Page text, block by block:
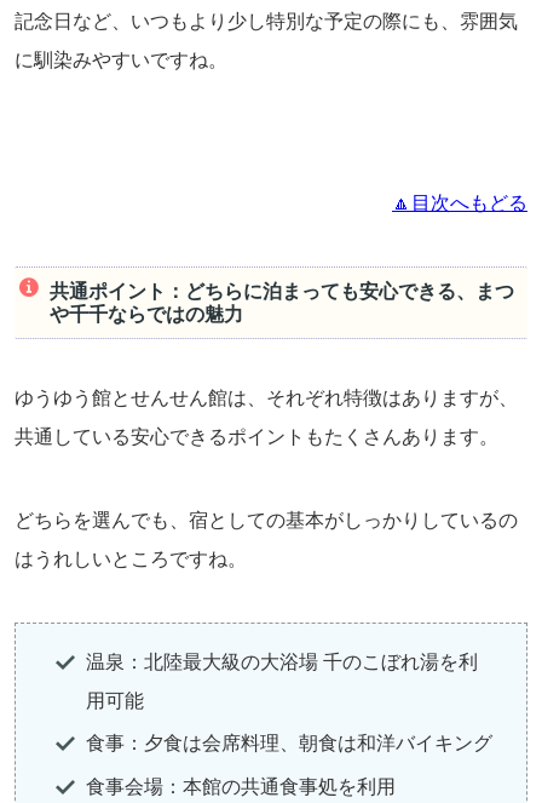
記念日など、いつもより少し特別な予定の際にも、雰囲気
に馴染みやすいですね。
🔼目次へもどる
共通ポイント：どちらに泊まっても安心できる、まつ
や千千ならではの魅力
ゆうゆう館とせんせん館は、それぞれ特徴はありますが、
共通している安心できるポイントもたくさんあります。
どちらを選んでも、宿としての基本がしっかりしているの
はうれしいところですね。
温泉：北陸最大級の大浴場 千のこぼれ湯を利
用可能
食事：夕食は会席料理、朝食は和洋バイキング
食事会場：本館の共通食事処を利用